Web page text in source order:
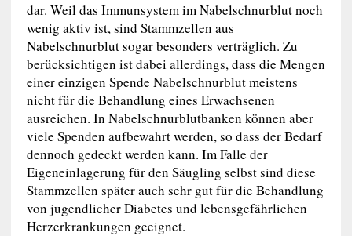
dar. Weil das Immunsystem im Nabelschnurblut noch
wenig aktiv ist, sind Stammzellen aus
Nabelschnurblut sogar besonders verträglich. Zu
berücksichtigen ist dabei allerdings, dass die Mengen
einer einzigen Spende Nabelschnurblut meistens
nicht für die Behandlung eines Erwachsenen
ausreichen. In Nabelschnurblutbanken können aber
viele Spenden aufbewahrt werden, so dass der Bedarf
dennoch gedeckt werden kann. Im Falle der
Eigeneinlagerung für den Säugling selbst sind diese
Stammzellen später auch sehr gut für die Behandlung
von jugendlicher Diabetes und lebensgefährlichen
Herzerkrankungen geeignet.